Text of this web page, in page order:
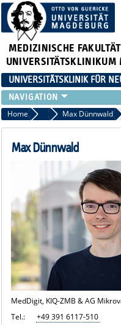
MEDIZINISCHE FAKULTÄT
UNIVERSITÄTSKLINIK FÜR
TEAM
SCHWERPUNKTE
PATIENTEN/BESUCHER
LEHRE UND AUSBILDUNG
BEWERBER
NEUVANET SAN
Home Wissenschaftliche
Max Dünnwald
Max Dünnwald
MedDigit, KIQ-ZMB & AG
Tel.:
+49 391 6117-510